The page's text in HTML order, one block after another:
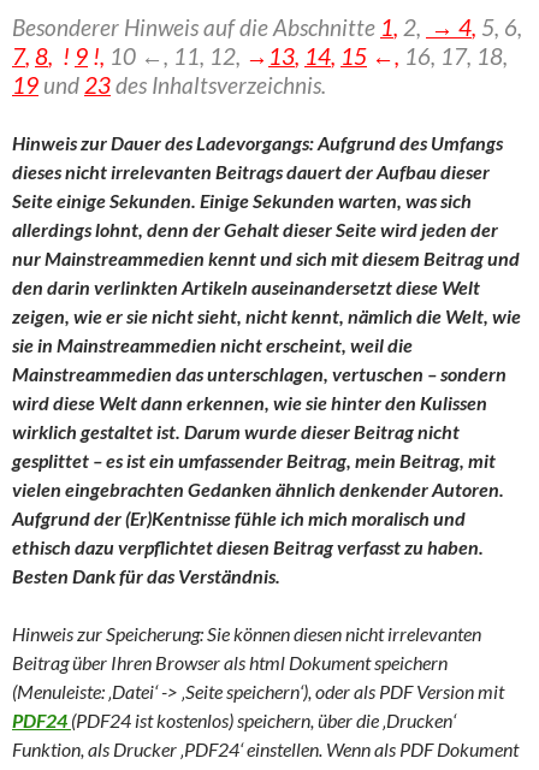
Besonderer Hinweis auf die Abschnitte 1, 2, → 4, 5, 6,
7, 8, ! 9 !, 10 ←, 11, 12, → 13, 14, 15 ←, 16, 17, 18,
19 und 23des Inhaltsverzeichnis.
Hinweis zur Dauer des Ladevorgangs: Aufgrund des Umfangs
dieses nicht irrelevanten Beitrags dauert der Aufbau dieser
Seite einige Sekunden. Einige Sekunden warten, was sich
allerdings lohnt, denn der Gehalt dieser Seite wird jeden der
nur Mainstreammedien kennt und sich mit diesem Beitrag und
den darin verlinkten Artikeln auseinandersetzt diese Welt
zeigen, wie er sie nicht sieht, nicht kennt, nämlich die Welt, wie
sie in Mainstreammedien nicht erscheint, weil die
Mainstreammedien das unterschlagen, vertuschen – sondern
wird diese Welt dann erkennen, wie sie hinter den Kulissen
wirklich gestaltet ist. Darum wurde dieser Beitrag nicht
gesplittet – es ist ein umfassender Beitrag, mein Beitrag, mit
vielen eingebrachten Gedanken ähnlich denkender Autoren.
Aufgrund der (Er)Kentnisse fühle ich mich moralisch und
ethisch dazu verpflichtet diesen Beitrag verfasst zu haben.
Besten Dank für das Verständnis.
Hinweis zur Speicherung: Sie können diesen nicht irrelevanten
Beitrag über Ihren Browser als html Dokument speichern
(Menuleiste: ‚Datei‘ -> ‚Seite speichern‘), oder als PDF Version mit
PDF24 (PDF24 ist kostenlos) speichern, über die ‚Drucken‘
Funktion, als Drucker ‚PDF24‘ einstellen. Wenn als PDF Dokument